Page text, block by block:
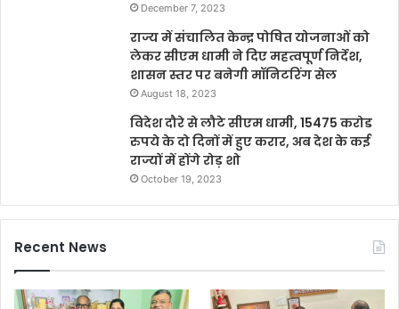
December 7, 2023
राज्य में संचालित केन्द्र पोषित योजनाओं को
लेकर सीएम धामी ने दिए महत्वपूर्ण निर्देश,
शासन स्तर पर बनेगी मॉनिटरिंग सेल
August 18, 2023
विदेश दौरे से लौटे सीएम धामी, 15475 करोड
रुपये के दो दिनों में हुए करार, अब देश के कई
राज्यों में होंगे रोड़ शो
October 19, 2023
Recent News